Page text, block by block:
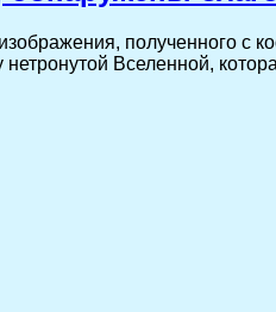
полученного с
Вселенной,